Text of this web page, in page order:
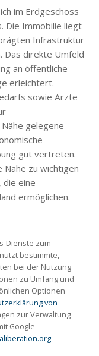
im Erdgeschoss
Die Immobilie liegt
Infrastruktur
Das direkte Umfeld
an öffentliche
erleichtert.
sowie Ärzte
gelegene
gut vertreten.
Nähe zu wichtigen
die eine
ermöglichen.
Dienste zum
bestimmte,
bei der Nutzung
zu Umfang und
Optionen
von
zur Verwaltung
Google-